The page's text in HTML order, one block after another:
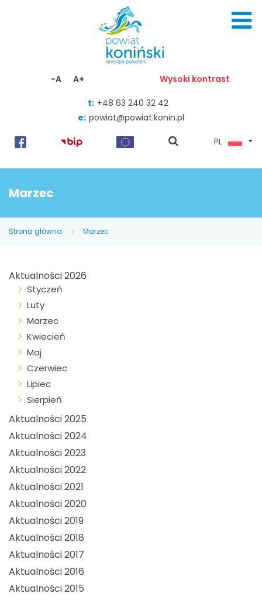
-A A+ Wysoki kontrast
t: +48 63 240 32 42
e: powiat@powiat.konin.pl
pokaż
PL
Marzec
Strona główna Marzec
Aktualności 2026
Styczeń
Luty
Marzec
Kwiecień
Maj
Czerwiec
Lipiec
Sierpień
Aktualności 2025
Aktualności 2024
Aktualności 2023
Aktualności 2022
Aktualności 2021
Aktualności 2020
Aktualności 2019
Aktualności 2018
Aktualności 2017
Aktualności 2016
Aktualności 2015